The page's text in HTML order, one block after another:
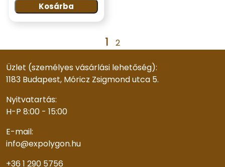
Kosárba
1 2
Üzlet (személyes vásárlási lehetőség):
1183 Budapest, Móricz Zsigmond utca 5.
Nyitvatartás:
H-P 8:00 - 15:00
E-mail:
info@expolygon.hu
+36 1 290 5756